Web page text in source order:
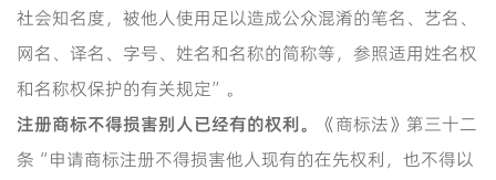
社会知名度，被他人使用足以造成公众混淆的笔名、艺名、
网名、译名、字号、姓名和名称的简称等，参照适用姓名权
和名称权保护的有关规定”。
注册商标不得损害别人已经有的权利。
《商标法》第三十二
条“申请商标注册不得损害他人现有的在先权利，也不得以